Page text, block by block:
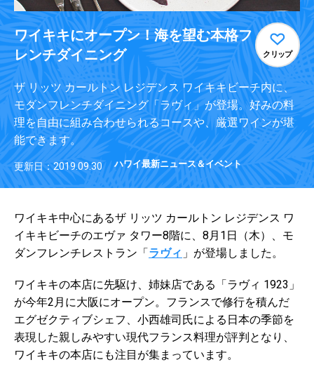
ワイキキにオープン！海を望む本格フ
レンチダイニング
クリップ
ザ リッツ カールトン レジデンス ワイキキビーチ内に、
モダンフレンチダイニング「ラヴィ」が登場。好みの料
理を自由に組み合わせられるコースや、厳選ワインが堪
能できます。
更新日：2019.09.30 ハワイ最新ニュース＆イベント
ワイキキ中心にあるザ リッツ カールトン レジデンス ワ
イキキビーチのエヴァ タワー8階に、8月1日（木）、モ
ダンフレンチレストラン「ラヴィ 」が登場しました。
ワイキキの本店に先駆け、姉妹店である「ラヴィ 1923」
が今年2月に大阪にオープン。フランスで修行を積んだ
エグゼクティブシェフ、小西雄司氏による日本の季節を
表現した親しみやすい現代フランス料理が評判となり、
ワイキキの本店にも注目が集まっています。